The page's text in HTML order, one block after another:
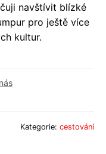
navštívit blízké
pro ještě více
kultur.
Kategorie: cestování